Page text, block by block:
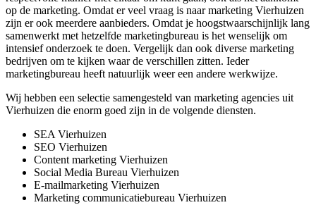
op de marketing. Omdat er veel vraag is naar marketing Vierhuizen
zijn er ook meerdere aanbieders. Omdat je hoogstwaarschijnlijk lang
samenwerkt met hetzelfde marketingbureau is het wenselijk om
intensief onderzoek te doen. Vergelijk dan ook diverse marketing
bedrijven om te kijken waar de verschillen zitten. Ieder
marketingbureau heeft natuurlijk weer een andere werkwijze.
Wij hebben een selectie samengesteld van marketing agencies uit
Vierhuizen die enorm goed zijn in de volgende diensten.
SEA Vierhuizen
SEO Vierhuizen
Content marketing Vierhuizen
Social Media Bureau Vierhuizen
E-mailmarketing Vierhuizen
Marketing communicatiebureau Vierhuizen